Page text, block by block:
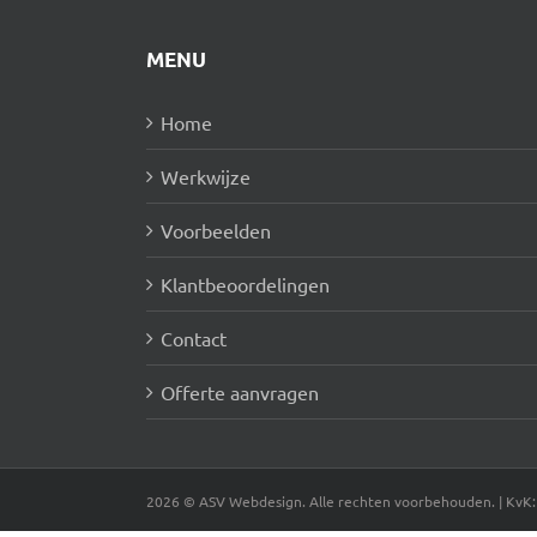
MENU
Home
Werkwijze
Voorbeelden
Klantbeoordelingen
Contact
Offerte aanvragen
2026 © ASV Webdesign. Alle rechten voorbehouden. |